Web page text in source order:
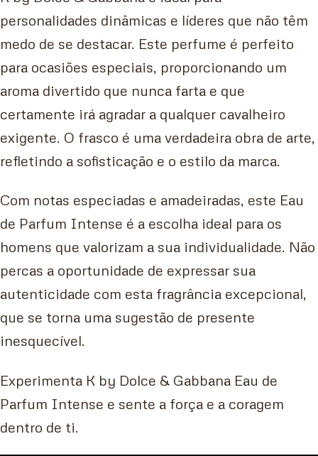
personalidades dinâmicas e líderes que não têm
medo de se destacar. Este perfume é perfeito
para ocasiões especiais, proporcionando um
aroma divertido que nunca farta e que
certamente irá agradar a qualquer cavalheiro
exigente. O frasco é uma verdadeira obra de arte,
refletindo a sofisticação e o estilo da marca.
Com notas especiadas e amadeiradas, este Eau
de Parfum Intense é a escolha ideal para os
homens que valorizam a sua individualidade. Não
percas a oportunidade de expressar sua
autenticidade com esta fragrância excepcional,
que se torna uma sugestão de presente
inesquecível.
Experimenta K by Dolce & Gabbana Eau de
Parfum Intense e sente a força e a coragem
dentro de ti.